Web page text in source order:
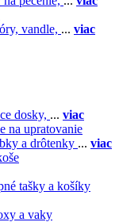
vandle, ... viac
dosky, ... viac
na upratovanie
a drôtenky ... viac
tašky a košíky
a vaky